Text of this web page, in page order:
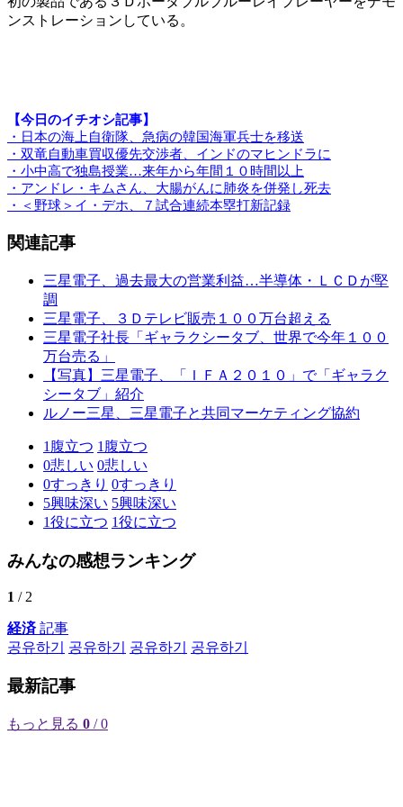
ンストレーションしている。
【今日のイチオシ記事】
・日本の海上自衛隊、急病の韓国海軍兵士を移送
・双竜自動車買収優先交渉者、インドのマヒンドラに
・小中高で独島授業…来年から年間１０時間以上
・アンドレ・キムさん、大腸がんに肺炎を併発し死去
・＜野球＞イ・デホ、７試合連続本塁打新記録
関連記事
三星電子、過去最大の営業利益…半導体・ＬＣＤが堅
調
三星電子、３Ｄテレビ販売１００万台超える
三星電子社長「ギャラクシータブ、世界で今年１００
万台売る」
【写真】三星電子、「ＩＦＡ２０１０」で「ギャラク
シータブ」紹介
ルノー三星、三星電子と共同マーケティング協約
1 腹立つ 1 腹立つ
0悲しい 0悲しい
0すっきり 0すっきり
5興味深い 5興味深い
1役に立つ 1役に立つ
みんなの感想ランキング
1 / 2
経済記事
공유하기
공유하기 공유하기 공유하기
最新記事
もっと見る 0 / 0